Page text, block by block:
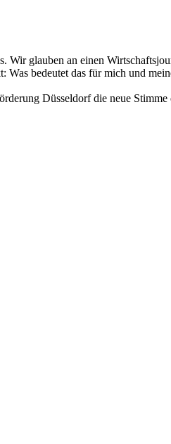
glauben an einen
bedeutet das für mich und
Düsseldorf die neue